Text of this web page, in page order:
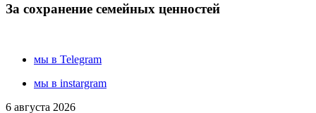
За сохранение семейных ценностей
мы в Telegram
мы в instargram
6 августа 2026